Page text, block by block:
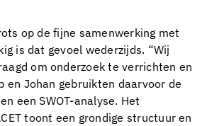
op de fijne samenwerking met
is dat gevoel wederzijds. “Wij
om onderzoek te verrichten en
en Johan gebruikten daarvoor de
een SWOT-analyse. Het
toont een grondige structuur en